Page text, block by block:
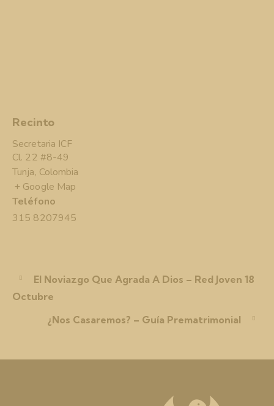
Recinto
Secretaria ICF
Cl. 22 #8-49
Tunja, Colombia
+ Google Map
Teléfono
315 8207945
El Noviazgo Que Agrada A Dios – Red Joven 18
Octubre
¿Nos Casaremos? – Guía Prematrimonial